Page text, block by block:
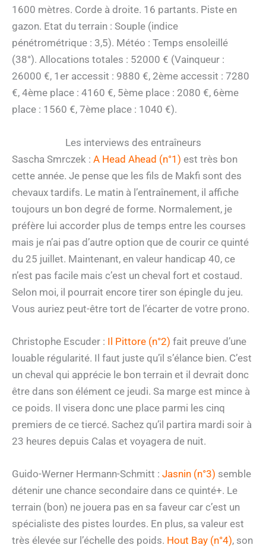
1600 mètres. Corde à droite. 16 partants. Piste en
gazon. Etat du terrain : Souple (indice
pénétrométrique : 3,5). Météo : Temps ensoleillé
(38°). Allocations totales : 52000 € (Vainqueur :
26000 €, 1er accessit : 9880 €, 2ème accessit : 7280
€, 4ème place : 4160 €, 5ème place : 2080 €, 6ème
place : 1560 €, 7ème place : 1040 €).
Les interviews des entraîneurs
Sascha Smrczek : A Head Ahead (n°1) est très bon
cette année. Je pense que les fils de Makfi sont des
chevaux tardifs. Le matin à l’entraînement, il affiche
toujours un bon degré de forme. Normalement, je
préfère lui accorder plus de temps entre les courses
mais je n’ai pas d’autre option que de courir ce quinté
du 25 juillet. Maintenant, en valeur handicap 40, ce
n’est pas facile mais c’est un cheval fort et costaud.
Selon moi, il pourrait encore tirer son épingle du jeu.
Vous auriez peut-être tort de l’écarter de votre prono.
Christophe Escuder : Il Pittore (n°2) fait preuve d’une
louable régularité. Il faut juste qu’il s’élance bien. C’est
un cheval qui apprécie le bon terrain et il devrait donc
être dans son élément ce jeudi. Sa marge est mince à
ce poids. Il visera donc une place parmi les cinq
premiers de ce tiercé. Sachez qu’il partira mardi soir à
23 heures depuis Calas et voyagera de nuit.
Guido-Werner Hermann-Schmitt : Jasnin (n°3) semble
détenir une chance secondaire dans ce quinté+. Le
terrain (bon) ne jouera pas en sa faveur car c’est un
spécialiste des pistes lourdes. En plus, sa valeur est
très élevée sur l’échelle des poids. Hout Bay (n°4), son